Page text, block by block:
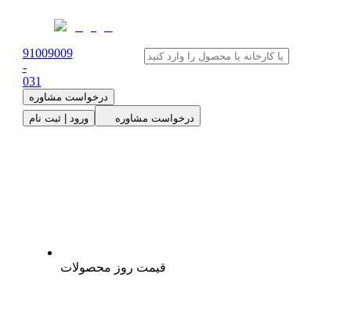
91009009
-
031
درخواست مشاوره
ورود | ثبت نام
درخواست مشاوره
قیمت روز محصولات